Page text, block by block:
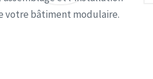
votre bâtiment modulaire.